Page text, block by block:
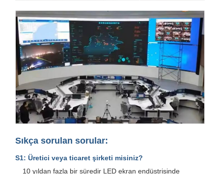
Sıkça sorulan sorular:
S1: Üretici veya ticaret şirketi misiniz?
10 yıldan fazla bir süredir LED ekran endüstrisinde